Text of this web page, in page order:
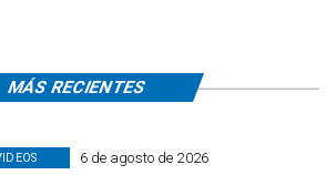
6 de agosto de 2026
MÁS RECIENTES